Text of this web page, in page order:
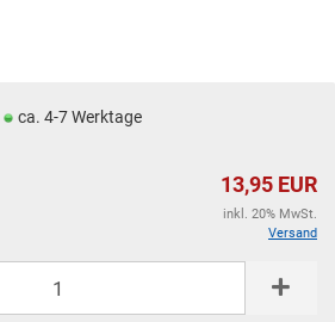
ca. 4-7 Werktage
13,95 EUR
inkl. 20% MwSt.
Versand